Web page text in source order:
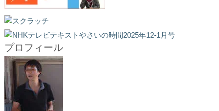
プロフィール